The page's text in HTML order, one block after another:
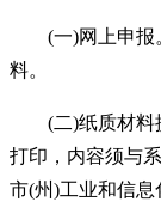
(一)网上申
料。
(二)纸质材
打印，内容须与
市(州)工业和信息